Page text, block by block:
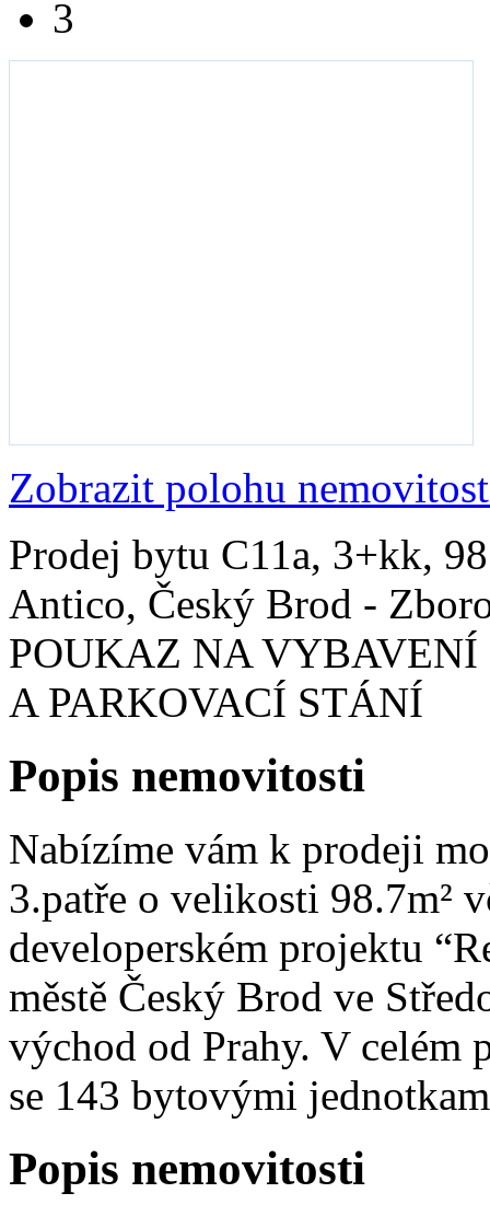
3
Zobrazit polohu
Prodej bytu C11a, 3+kk,
Antico, Český Brod -
POUKAZ NA VYBAVENÍ
A PARKOVACÍ STÁNÍ
Popis nemovitosti
Nabízíme vám k prodeji
3.patře o velikosti 98.7m²
developerském projektu
městě Český Brod ve
východ od Prahy. V
se 143 bytovými
Popis nemovitosti